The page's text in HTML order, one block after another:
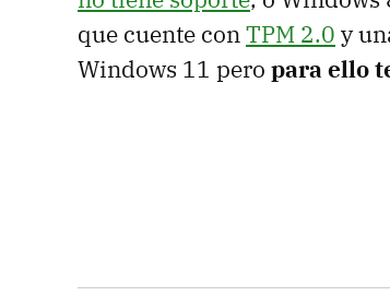
que cuente conTPM 2.0 y
Windows 11 pero para ello